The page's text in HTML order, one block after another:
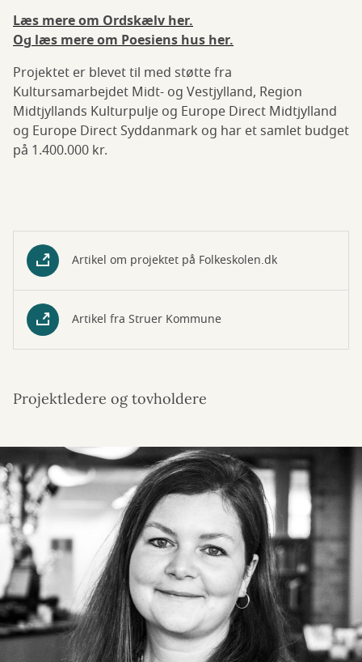
Læs mere om Ordskælv her.
Og læs mere om Poesiens hus her.
Projektet er blevet til med støtte fra
Kultursamarbejdet Midt- og Vestjylland, Region
Midtjyllands Kulturpulje og Europe Direct Midtjylland
og Europe Direct Syddanmark og har et samlet budget
på 1.400.000 kr.
Artikel om projektet på Folkeskolen.dk
Artikel fra Struer Kommune
Projektledere og tovholdere